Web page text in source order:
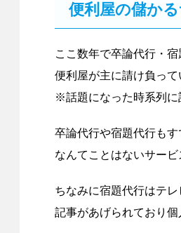
便利屋の儲か
ここ数年で卒論代行・
便利屋が主に請け負って
※話題になった時系列に
卒論代行や宿題代行もす
なんてことはないサービ
ちなみに宿題代行はテ
記事があげられており個